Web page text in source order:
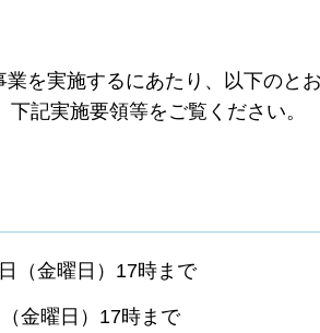
を実施するにあたり、以下のと
記実施要領等をご覧ください。
（金曜日）17時まで
金曜日）17時まで